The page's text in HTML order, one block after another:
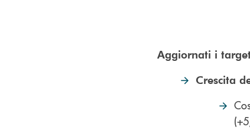
Aggiornati i
Crescita